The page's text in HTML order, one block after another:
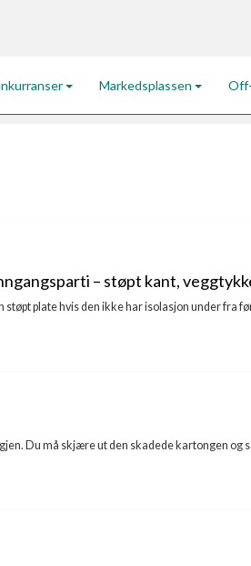
Markedsplassen
– støpt kant,
støpt plate hvis den ikke har isolasjon under fra
Du må skjære ut den skadede kartongen